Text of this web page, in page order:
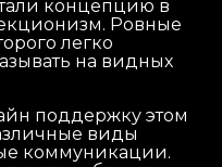
концепцию в
Ровные
легко
на видных
поддержку этом
виды
коммуникации.